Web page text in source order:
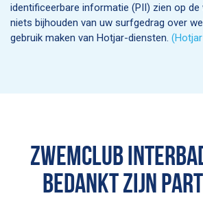
identificeerbare informatie (PII) zien op de
niets bijhouden van uw surfgedrag over
gebruik maken van Hotjar-diensten.
ZWEMCLUB
BEDANKT ZIJN